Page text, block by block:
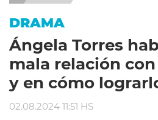
DRAMA
Ángela Torres
mala relación
y en cómo
02.08.2024 11:51 HS